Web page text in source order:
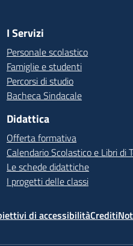
I Servizi
Personale scolastico
Famiglie e studenti
Percorsi di studio
Bacheca Sindacale
Didattica
Offerta formativa
Calendario Scolastico e Libri di
Le schede didattiche
I progetti delle classi
di accessibilitàCrediti